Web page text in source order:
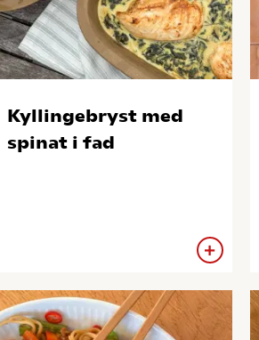
Kyllingebryst med
spinat i fad